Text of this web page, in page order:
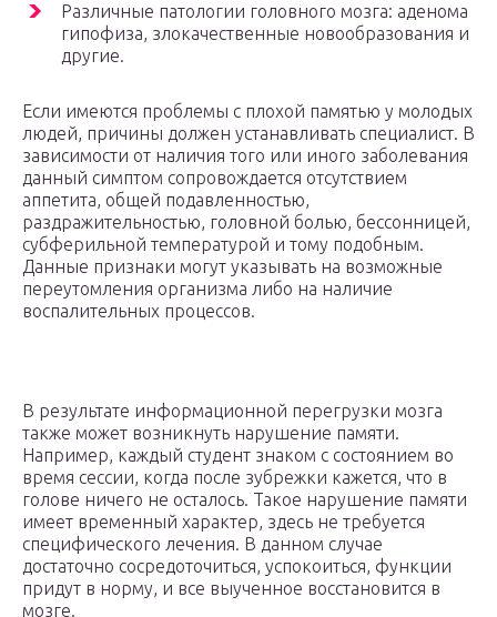
Различные патологии головного мозга: аденома
гипофиза, злокачественные новообразования и
другие.
Если имеются проблемы с плохой памятью у молодых
людей, причины должен устанавливать специалист. В
зависимости от наличия того или иного заболевания
данный симптом сопровождается отсутствием
аппетита, общей подавленностью,
раздражительностью, головной болью, бессонницей,
субферильной температурой и тому подобным.
Данные признаки могут указывать на возможные
переутомления организма либо на наличие
воспалительных процессов.
В результате информационной перегрузки мозга
также может возникнуть нарушение памяти.
Например, каждый студент знаком с состоянием во
время сессии, когда после зубрежки кажется, что в
голове ничего не осталось. Такое нарушение памяти
имеет временный характер, здесь не требуется
специфического лечения. В данном случае
достаточно сосредоточиться, успокоиться, функции
придут в норму, и все выученное восстановится в
мозге.